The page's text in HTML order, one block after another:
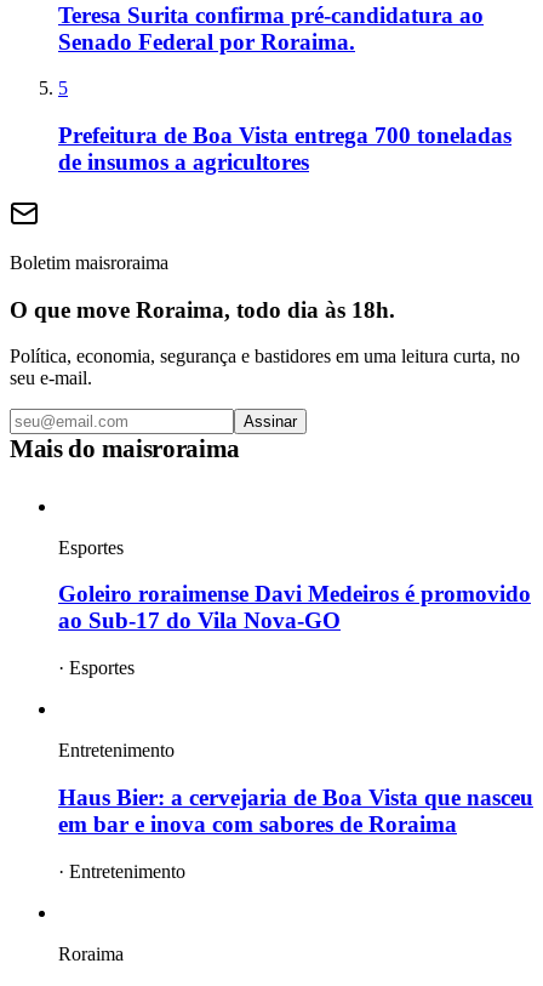
Teresa Surita confirma pré-candidatura ao
Senado Federal por Roraima.
5
Prefeitura de Boa Vista entrega 700 toneladas
de insumos a agricultores
Boletim maisroraima
O que move Roraima, todo dia às 18h.
Política, economia, segurança e bastidores em uma leitura curta, no
seu e-mail.
Assinar
Mais do maisroraima
Esportes
Goleiro roraimense Davi Medeiros é promovido
ao Sub-17 do Vila Nova-GO
· Esportes
Entretenimento
Haus Bier: a cervejaria de Boa Vista que nasceu
em bar e inova com sabores de Roraima
· Entretenimento
Roraima